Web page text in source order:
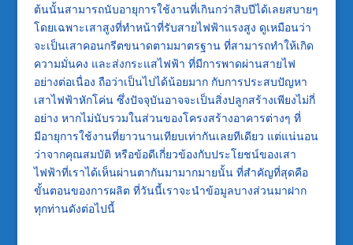
ต้นนั้นสามารถนับอายุการใช้งานที่เกินกว่าสิบปีได้เลยสบายๆ
โดยเฉพาะเสาสูงที่ทำหน้าที่รับสายไฟฟ้าแรงสูง ดูเหมือนว่า
จะเป็นเสาคอนกรีตขนาดตามมาตรฐาน ที่สามารถทำให้เกิด
ความมั่นคง และส่งกระแสไฟฟ้า ที่มีการพาดผ่านสายไฟ
อย่างต่อเนื่อง ถือว่าเป็นไปได้น้อยมาก กับการประสบปัญหา
เสาไฟฟ้าหักโค่น ซึ่งปัจจุบันอาจจะเป็นสิ่งปลูกสร้างเพียงไม่กี่
อย่าง หากไม่นับรวมในส่วนของโครงสร้างอาคารต่างๆ ที่
มีอายุการใช้งานที่ยาวนานเทียบเท่ากันเลยทีเดียว แต่แน่นอน
ว่าจากคุณสมบัติ หรือข้อดีเกี่ยวข้องกับประโยชน์ของเสา
ไฟฟ้าที่เราได้เห็นผ่านตากันมามากมายนั้น ที่สำคัญที่สุดคือ
ขั้นตอนของการผลิต ที่วันนี้เราจะนำข้อมูลบางส่วนมาฝาก
ทุกท่านดังต่อไปนี้